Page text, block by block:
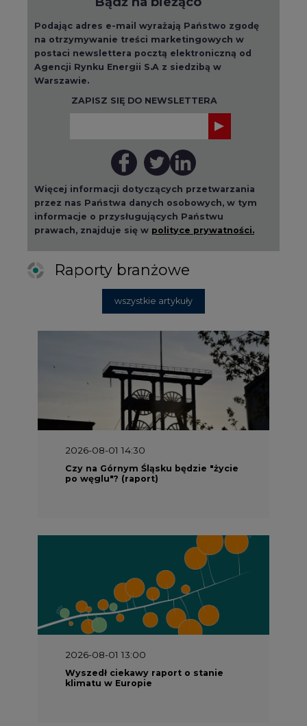
Podając adres e-mail wyrażają Państwo zgodę
na otrzymywanie treści marketingowych w
postaci newslettera pocztą elektroniczną od
Agencji Rynku Energii S.A z siedzibą w
Warszawie.
ZAPISZ SIĘ DO NEWSLETTERA
Więcej informacji dotyczących przetwarzania
przez nas Państwa danych osobowych, w tym
informacje o przysługujących Państwu
prawach, znajduje się w polityce prywatności.
Raporty branżowe
wszystkie artykuły
2026-08-01 14:30
Czy na Górnym Śląsku będzie "życie
po węglu"? (raport)
2026-08-01 13:00
Wyszedł ciekawy raport o stanie
klimatu w Europie